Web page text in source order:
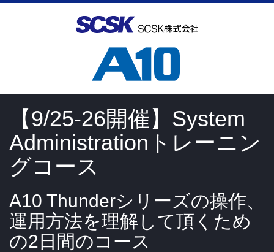
【9/25-26開催】System
Administrationトレーニン
グコース
A10 Thunderシリーズの操作、
運用方法を理解して頂くため
の2日間のコース